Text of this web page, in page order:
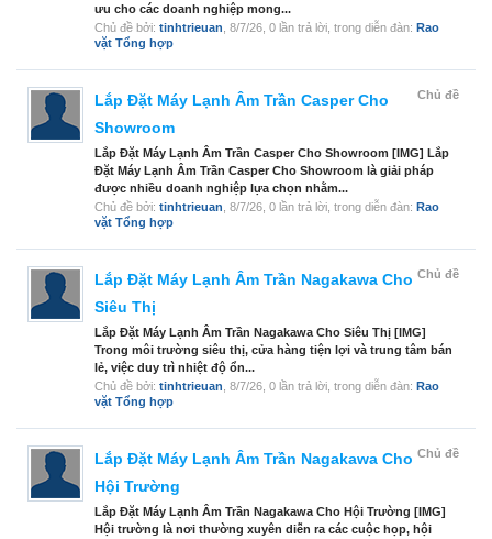
ưu cho các doanh nghiệp mong...
Chủ đề bởi: tinhtrieuan 8/7/26 , 0 lần trả lời, trong diễn đàn: Rao
vặt Tổng hợp
Chủ đề
Lắp Đặt Máy Lạnh Âm Trần Casper Cho
Showroom
Lắp Đặt Máy Lạnh Âm Trần Casper Cho Showroom [IMG] Lắp
Đặt Máy Lạnh Âm Trần Casper Cho Showroom là giải pháp
được nhiều doanh nghiệp lựa chọn nhằm...
Chủ đề bởi: tinhtrieuan 8/7/26 , 0 lần trả lời, trong diễn đàn: Rao
vặt Tổng hợp
Chủ đề
Lắp Đặt Máy Lạnh Âm Trần Nagakawa Cho
Siêu Thị
Lắp Đặt Máy Lạnh Âm Trần Nagakawa Cho Siêu Thị [IMG]
Trong môi trường siêu thị, cửa hàng tiện lợi và trung tâm bán
lẻ, việc duy trì nhiệt độ ổn...
Chủ đề bởi: tinhtrieuan 8/7/26 , 0 lần trả lời, trong diễn đàn: Rao
vặt Tổng hợp
Chủ đề
Lắp Đặt Máy Lạnh Âm Trần Nagakawa Cho
Hội Trường
Lắp Đặt Máy Lạnh Âm Trần Nagakawa Cho Hội Trường [IMG]
Hội trường là nơi thường xuyên diễn ra các cuộc họp, hội